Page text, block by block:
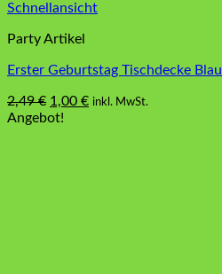
Schnellansicht
Party Artikel
Erster Geburtstag Tischdecke Blau
2,49€ Ursprünglicher
Preis
1,00 €Aktueller
inkl. MwSt.
Angebot!